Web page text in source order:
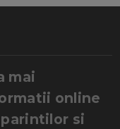
mai
online
si